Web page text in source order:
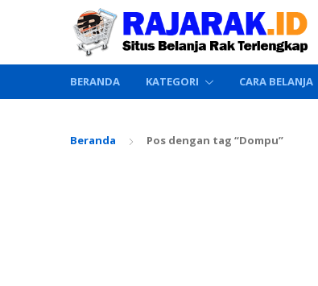
BERANDA KATEGORI CARA BELANJA
Beranda Pos dengan tag “Dompu”